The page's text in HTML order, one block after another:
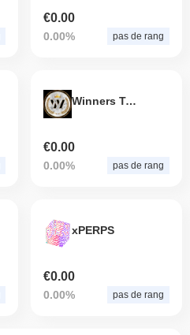
€0.00
0.00% pas de rang
Winners Token
€0.00
0.00% pas de rang
xPERPS
€0.00
0.00% pas de rang